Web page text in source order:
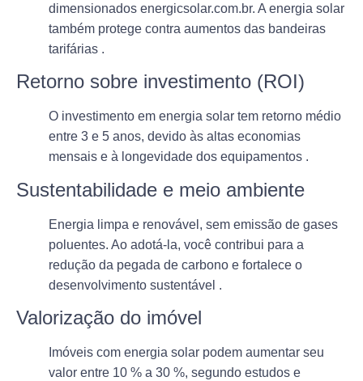
dimensionados energicsolar.com.br. A energia solar
também protege contra aumentos das bandeiras
tarifárias .
Retorno sobre investimento (ROI)
O investimento em energia solar tem retorno médio
entre 3 e 5 anos, devido às altas economias
mensais e à longevidade dos equipamentos .
Sustentabilidade e meio ambiente
Energia limpa e renovável, sem emissão de gases
poluentes. Ao adotá-la, você contribui para a
redução da pegada de carbono e fortalece o
desenvolvimento sustentável .
Valorização do imóvel
Imóveis com energia solar podem aumentar seu
valor entre 10 % a 30 %, segundo estudos e